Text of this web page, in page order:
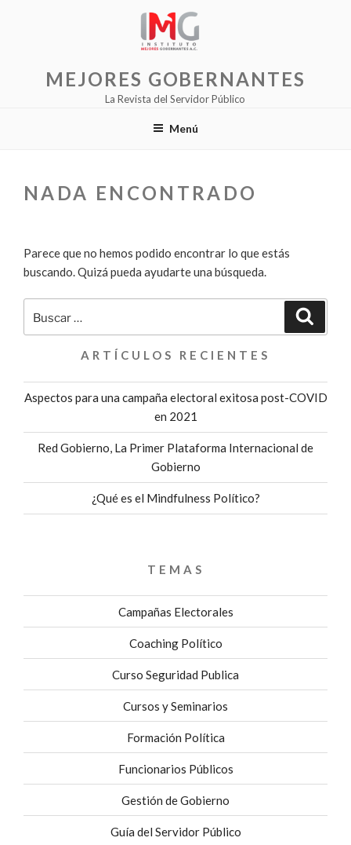
MEJORES GOBERNANTES
La Revista del Servidor Público
Menú
NADA ENCONTRADO
Parece que no hemos podido encontrar lo que estás
buscando. Quizá pueda ayudarte una búsqueda.
por:
ARTÍCULOS RECIENTES
Aspectos para una campaña electoral exitosa post-COVID
en 2021
Red Gobierno, La Primer Plataforma Internacional de
Gobierno
¿Qué es el Mindfulness Político?
TEMAS
Campañas Electorales
Coaching Político
Curso Seguridad Publica
Cursos y Seminarios
Formación Política
Funcionarios Públicos
Gestión de Gobierno
Guía del Servidor Público